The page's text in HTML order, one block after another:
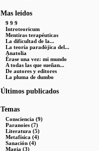
Mas leídos
9 9 9
Introteoricum
Mentiras terapéuticas
La dificultad de la...
La teoría paradójica del...
Anatolia
Érase una vez: mi mundo
A todas las que sueñan...
De autores y editores
La pluma de dumbo
Últimos publicados
Temas
Consciencia (9)
Paranoies (7)
Literatura (5)
Metafísica (4)
Sanación (4)
Magia (3)